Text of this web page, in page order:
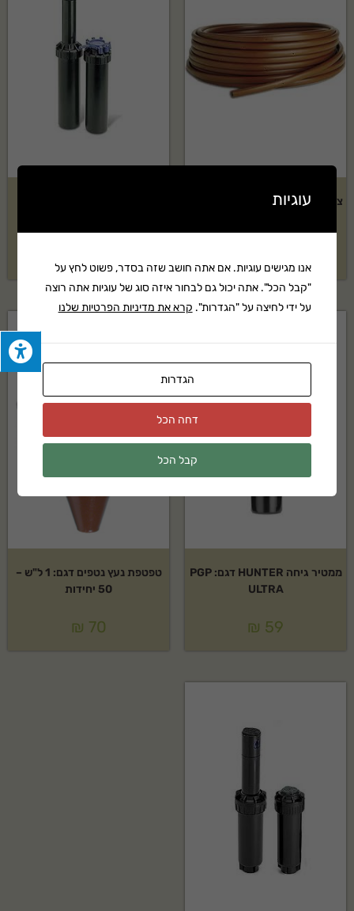
ממטיר גיחה HUNTER דגם: PGP
ULTRA
₪ 59
טפטפת נעץ נטפים דגם: 1 ל"ש –
50 יחידות
₪ 70
עוגיות
אנו מגישים עוגיות. אם אתה חושב שזה בסדר, פשוט לחץ על
"קבל הכל". אתה יכול גם לבחור איזה סוג של עוגיות אתה רוצה
על ידי לחיצה על "הגדרות". קרא את מדיניות הפרטיות שלנו
הגדרות
דחה הכל
קבל הכל